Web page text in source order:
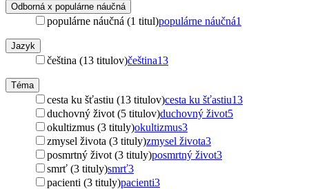
Odborná x populárne náučná
populárne náučná (1 titul)populárne náučná1
Jazyk
čeština (13 titulov)čeština13
Téma
cesta ku šťastiu (13 titulov)cesta ku šťastiu13
duchovný život (5 titulov)duchovný život5
okultizmus (3 tituly)okultizmus3
zmysel života (3 tituly)zmysel života3
posmrtný život (3 tituly)posmrtný život3
smrť (3 tituly)smrť3
pacienti (3 tituly)pacienti3